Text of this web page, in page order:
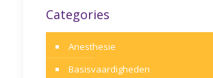
Categories
Anesthesie
Basisvaardigheden